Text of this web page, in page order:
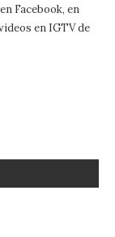
Facebook, en
en IGTV de